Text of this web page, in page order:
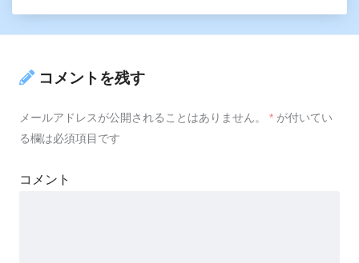
コメントを残す
メールアドレスが公開されることはありません。 * が付いてい
る欄は必須項目です
コメント